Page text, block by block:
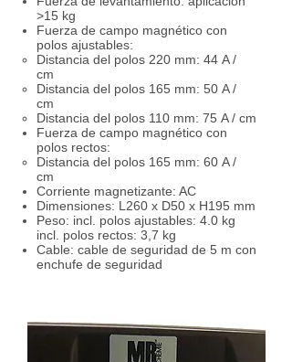
>15 kg
Fuerza de campo magnético con
polos ajustables:
Distancia del polos 220 mm: 44 A /
cm
Distancia del polos 165 mm: 50 A /
cm
Distancia del polos 110 mm: 75 A / cm
Fuerza de campo magnético con
polos rectos:
Distancia del polos 165 mm: 60 A /
cm
Corriente magnetizante: AC
Dimensiones: L260 x D50 x H195 mm
Peso: incl. polos ajustables: 4.0 kg
incl. polos rectos: 3,7 kg
Cable: cable de seguridad de 5 m con
enchufe de seguridad